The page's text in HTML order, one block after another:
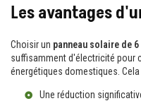
Les avantages
Choisir un panneau solaire de 6
suffisamment d'électricité pour
énergétiques domestiques.
Une réduction